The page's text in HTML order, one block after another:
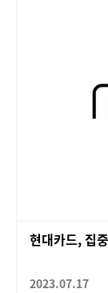
현대카드, 집
2023.07.17